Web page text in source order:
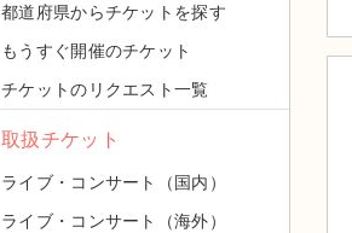
都道府県からチケットを探す
もうすぐ開催のチケット
チケットのリクエスト一覧
取扱チケット
ライブ・コンサート（国内）
ライブ・コンサート（海外）